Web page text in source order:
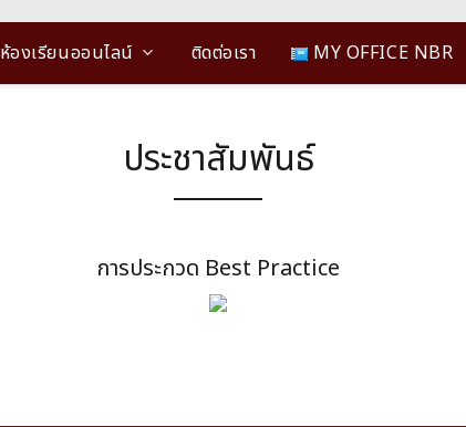
ห้องเรียนออนไลน์ ติดต่อเรา MY OFFICE NBR
ประชาสัมพันธ์
การประกวด Best Practice